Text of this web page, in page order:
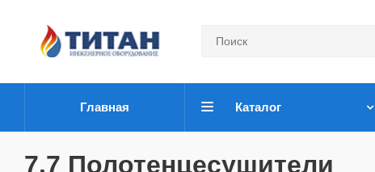
Главная Каталог
7.7 Полотенцесушители